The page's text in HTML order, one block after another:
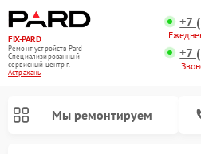
FIX-PARD
Ремонт устройств Pard
Специализированный
cервисный центр г.
Астрахань
+7
+7
Мы ремонтируем